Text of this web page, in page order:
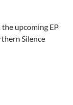
upcoming EP
Silence
morceau / New